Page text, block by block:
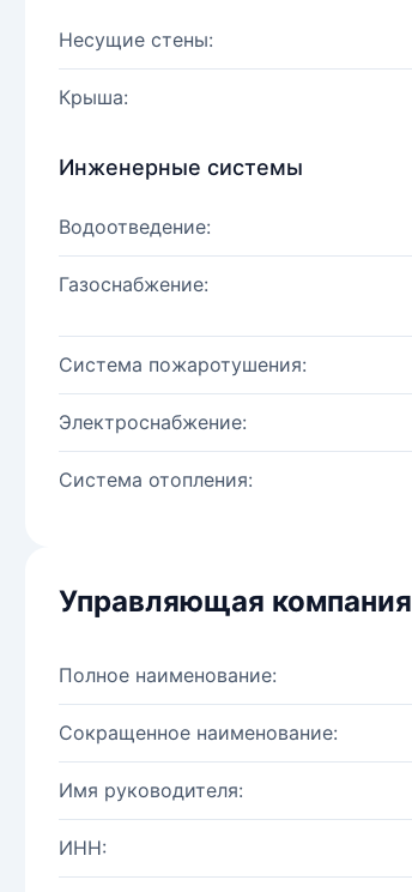
Несущие стены:
Крыша:
Инженерные системы
Водоотведение:
Газоснабжение:
Система пожаротушения:
Электроснабжение:
Система отопления:
Управляющая компания
Полное наименование:
Сокращенное наименование:
Имя руководителя:
ИНН: